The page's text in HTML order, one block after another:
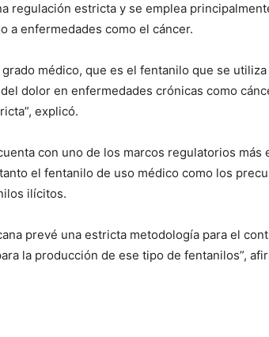
regulación estricta y se emplea
a enfermedades como el cáncer.
médico, que es el fentanilo que se
dolor en enfermedades crónicas como
explicó.
con uno de los marcos regulatorios más
el fentanilo de uso médico como los
ilícitos.
prevé una estricta metodología para el
la producción de ese tipo de fentanilos”,